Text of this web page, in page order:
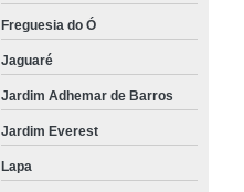
Freguesia do Ó
Jaguaré
Jardim Adhemar de Barros
Jardim Everest
Lapa